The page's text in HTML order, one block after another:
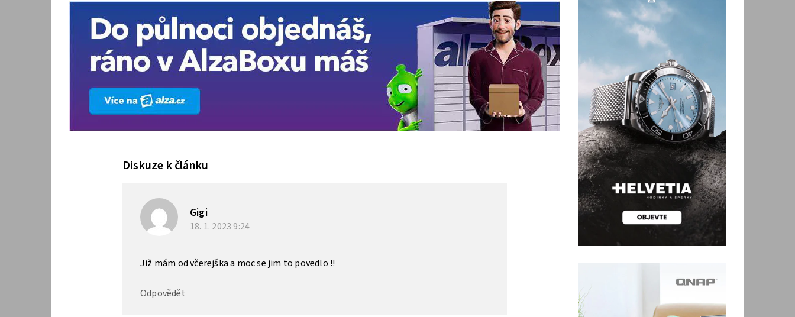
Diskuze k článku
Gigi
18. 1. 2023 9:24
Již mám od včerejška a moc se jim to povedlo !!
Odpovědět